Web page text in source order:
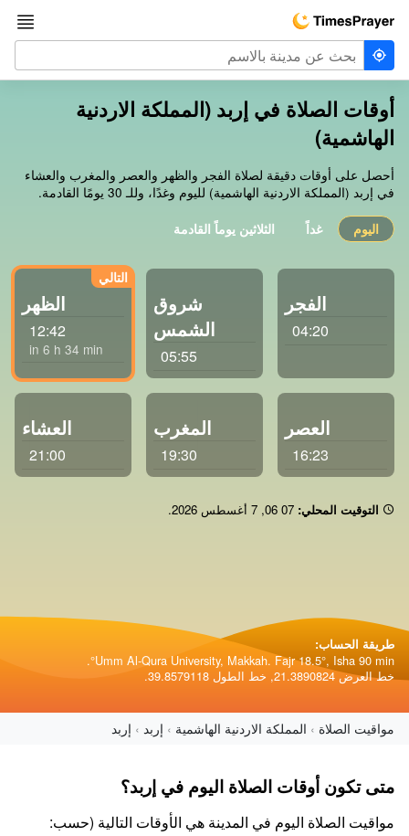
أوقات الصلاة في إربد (المملكة الاردنية
الهاشمية)
أحصل على أوقات دقيقة لصلاة الفجر والظهر والعصر والمغرب والعشاء
في إربد (المملكة الاردنية الهاشمية) لليوم وغدًا، وللـ 30 يومًا القادمة.
اليوم غداً الثلاثين يوماً القادمة
الفجر
04:20
شروق
الشمس
05:55
الظهر
12:42
in 6 h 34 min
العصر
16:23
المغرب
19:30
العشاء
21:00
التوقيت المحلي: 06:07
, 7 أغسطس 2026 .
طريقة الحساب:
Umm Al-Qura University, Makkah. Fajr 18.5°, Isha 90 min°.
خط العرض 21.3890824, خط الطول 39.8579118.
مواقيت الصلاة المملكة الاردنية الهاشمية إربد إربد
متى تكون أوقات الصلاة اليوم في إربد؟
مواقيت الصلاة اليوم في المدينة هي الأوقات التالية (حسب: